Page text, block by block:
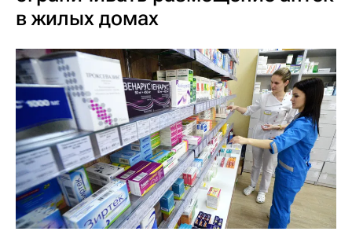
в жилых домах